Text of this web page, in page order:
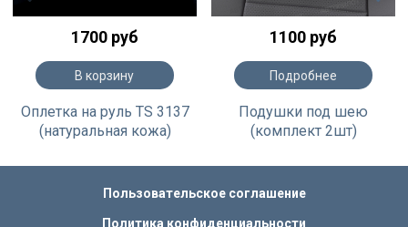
1700 руб
В корзину
Оплетка на руль TS 3137
(натуральная кожа)
1100 руб
Подробнее
Подушки под шею
(комплект 2шт)
Пользовательское соглашение
Политика конфиденциальности